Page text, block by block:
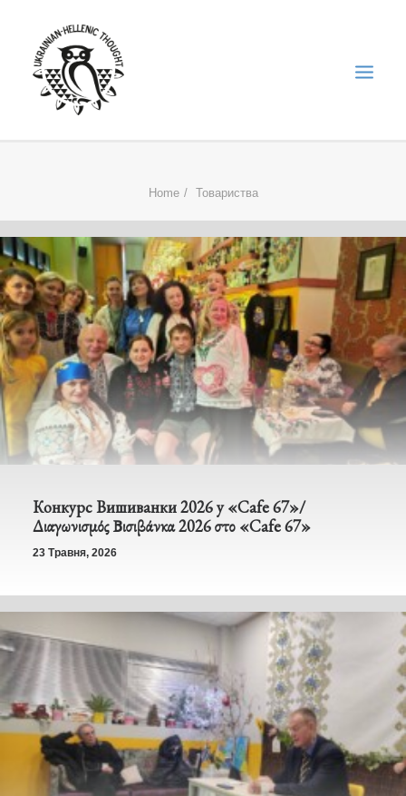
ГОЛОДОМОР
ФОРУМ УКРАЇНСЬКОЇ ДІАСПОРИ В ГРЕЦІЇ
ПРО НАС
“ВІСНИК”/”ΑΓΓΕΛΙΑΦΌΡΟΣ”
SEARCH
Home Товариства
Конкурс Вишиванки 2026 у «Cafe 67»/
Διαγωνισμός Βισιβάνκα 2026 στο «Cafe 67»
23 Травня, 2026